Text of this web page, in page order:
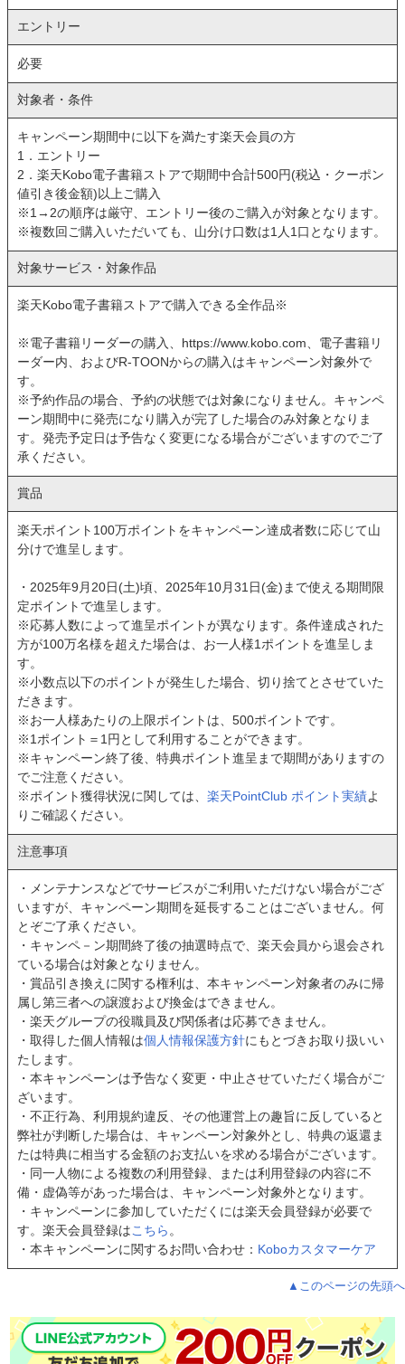
エントリー
必要
対象者・条件
キャンペーン期間中に以下を満たす楽天会員の方
1．エントリー
2．楽天Kobo電子書籍ストアで期間中合計500円(税込・クーポン
値引き後金額)以上ご購入
※1→2の順序は厳守、エントリー後のご購入が対象となります。
※複数回ご購入いただいても、山分け口数は1人1口となります。
対象サービス・対象作品
楽天Kobo電子書籍ストアで購入できる全作品※
※電子書籍リーダーの購入、https://www.kobo.com、電子書籍リ
ーダー内、およびR-TOONからの購入はキャンペーン対象外で
す。
※予約作品の場合、予約の状態では対象になりません。キャンペ
ーン期間中に発売になり購入が完了した場合のみ対象となりま
す。発売予定日は予告なく変更になる場合がございますのでご了
承ください。
賞品
楽天ポイント100万ポイントをキャンペーン達成者数に応じて山
分けで進呈します。
・2025年9月20日(土)頃、2025年10月31日(金)まで使える期間限
定ポイントで進呈します。
※応募人数によって進呈ポイントが異なります。条件達成された
方が100万名様を超えた場合は、お一人様1ポイントを進呈しま
す。
※小数点以下のポイントが発生した場合、切り捨てとさせていた
だきます。
※お一人様あたりの上限ポイントは、500ポイントです。
※1ポイント＝1円として利用することができます。
※キャンペーン終了後、特典ポイント進呈まで期間がありますの
でご注意ください。
※ポイント獲得状況に関しては、 楽天PointClub ポイント実績よ
りご確認ください。
注意事項
・メンテナンスなどでサービスがご利用いただけない場合がござ
いますが、キャンペーン期間を延長することはございません。何
とぞご了承ください。
・キャンペ－ン期間終了後の抽選時点で、楽天会員から退会され
ている場合は対象となりません。
・賞品引き換えに関する権利は、本キャンペーン対象者のみに帰
属し第三者への譲渡および換金はできません。
・楽天グループの役職員及び関係者は応募できません。
・取得した個人情報は個人情報保護方針にもとづきお取り扱いい
たします。
・本キャンペーンは予告なく変更・中止させていただく場合がご
ざいます。
・不正行為、利用規約違反、その他運営上の趣旨に反していると
弊社が判断した場合は、キャンペーン対象外とし、特典の返還ま
たは特典に相当する金額のお支払いを求める場合がございます。
・同一人物による複数の利用登録、または利用登録の内容に不
備・虚偽等があった場合は、キャンペーン対象外となります。
・キャンペーンに参加していただくには楽天会員登録が必要で
す。楽天会員登録はこちら 。
・本キャンペーンに関するお問い合わせ： Koboカスタマーケア
▲このページの先頭へ